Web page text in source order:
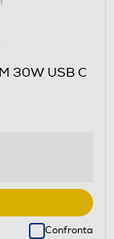
30W USB C
Confronta